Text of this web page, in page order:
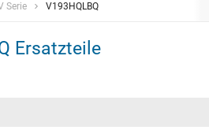
Serie V193HQLBQ
Ersatzteile